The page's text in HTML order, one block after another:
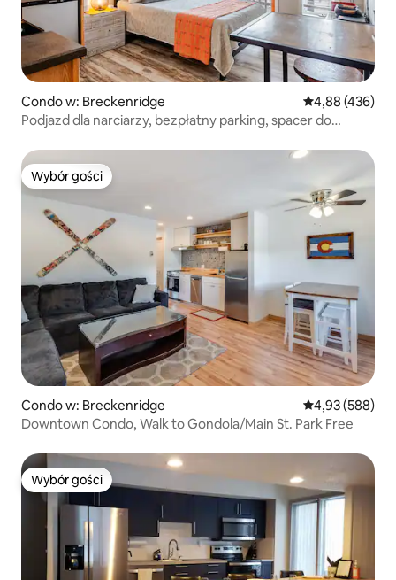
Condo w: Breckenridge Średnia
4,88 (436)
Podjazd dla narciarzy, bezpłatny parking, spacer do
Wybór gości
Wybór gości
Condo w: Breckenridge Średnia
4,93 (588)
Downtown Condo, Walk to Gondola/Main St. Park Free
Wybór gości
Wybór gości